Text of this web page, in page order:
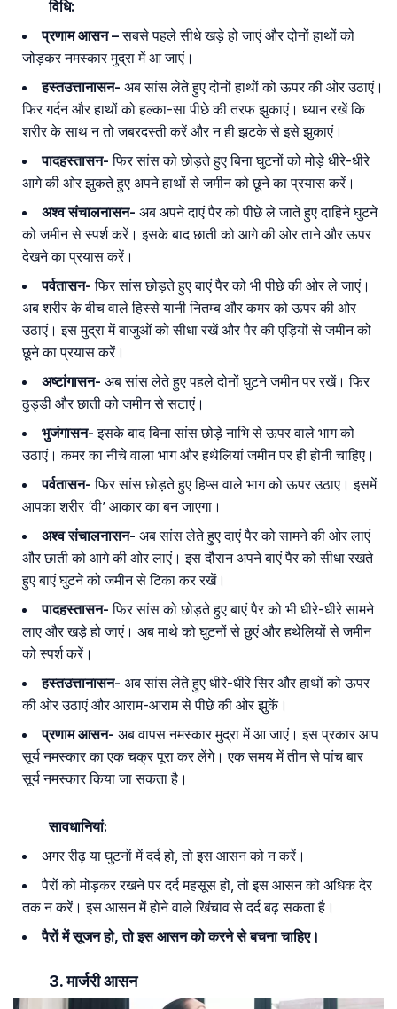
विधि:
प्रणाम आसन –सबसे पहले सीधे खड़े हो जाएं और दोनों हाथों को
जोड़कर नमस्कार मुद्रा में आ जाएं।
हस्तउत्तानासन- अब सांस लेते हुए दोनों हाथों को ऊपर की ओर उठाएं।
फिर गर्दन और हाथों को हल्का-सा पीछे की तरफ झुकाएं। ध्यान रखें कि
शरीर के साथ न तो जबरदस्ती करें और न ही झटके से इसे झुकाएं।
पादहस्तासन- फिर सांस को छोड़ते हुए बिना घुटनों को मोड़े धीरे-धीरे
आगे की ओर झुकते हुए अपने हाथों से जमीन को छूने का प्रयास करें।
अश्व संचालनासन- अब अपने दाएं पैर को पीछे ले जाते हुए दाहिने घुटने
को जमीन से स्पर्श करें। इसके बाद छाती को आगे की ओर ताने और ऊपर
देखने का प्रयास करें।
पर्वतासन- फिर सांस छोड़ते हुए बाएं पैर को भी पीछे की ओर ले जाएं।
अब शरीर के बीच वाले हिस्से यानी नितम्ब और कमर को ऊपर की ओर
उठाएं। इस मुद्रा में बाजुओं को सीधा रखें और पैर की एड़ियों से जमीन को
छूने का प्रयास करें।
अष्टांगासन- अब सांस लेते हुए पहले दोनों घुटने जमीन पर रखें। फिर
ठुड्डी और छाती को जमीन से सटाएं।
भुजंगासन- इसके बाद बिना सांस छोड़े नाभि से ऊपर वाले भाग को
उठाएं। कमर का नीचे वाला भाग और हथेलियां जमीन पर ही होनी चाहिए।
पर्वतासन- फिर सांस छोड़ते हुए हिप्स वाले भाग को ऊपर उठाए। इसमें
आपका शरीर ‘वी’ आकार का बन जाएगा।
अश्व संचालनासन- अब सांस लेते हुए दाएं पैर को सामने की ओर लाएं
और छाती को आगे की ओर लाएं। इस दौरान अपने बाएं पैर को सीधा रखते
हुए बाएं घुटने को जमीन से टिका कर रखें।
पादहस्तासन-फिर सांस को छोड़ते हुए बाएं पैर को भी धीरे-धीरे सामने
लाए और खड़े हो जाएं। अब माथे को घुटनों से छुएं और हथेलियों से जमीन
को स्पर्श करें।
हस्तउत्तानासन- अब सांस लेते हुए धीरे-धीरे सिर और हाथों को ऊपर
की ओर उठाएं और आराम-आराम से पीछे की ओर झुकें।
प्रणाम आसन- अब वापस नमस्कार मुद्रा में आ जाएं। इस प्रकार आप
सूर्य नमस्कार का एक चक्र पूरा कर लेंगे। एक समय में तीन से पांच बार
सूर्य नमस्कार किया जा सकता है।
सावधानियां:
अगर रीढ़ या घुटनाें में दर्द हो, तो इस आसन को न करें।
पैरों को मोड़कर रखने पर दर्द महसूस हो, तो इस आसन को अधिक देर
तक न करें। इस आसन में होने वाले खिंचाव से दर्द बढ़ सकता है।
पैरों में सूजन हो, तो इस आसन को करने से बचना चाहिए।
3. मार्जरी आसन